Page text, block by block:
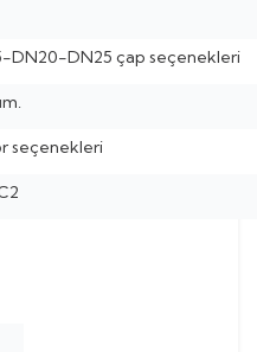
DN20-DN25 çap seçenekleri
seçenekleri